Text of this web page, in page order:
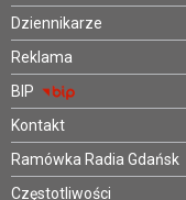
Dziennikarze
Reklama
BIP
Kontakt
Ramówka Radia Gdańsk
Częstotliwości